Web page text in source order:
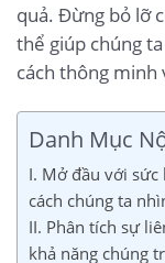
quả. Đừng bỏ lỡ
thể giúp chúng
cách thông minh
Danh Mục
I. Mở đầu với
cách chúng ta
II. Phân tích sự
khả năng chúng